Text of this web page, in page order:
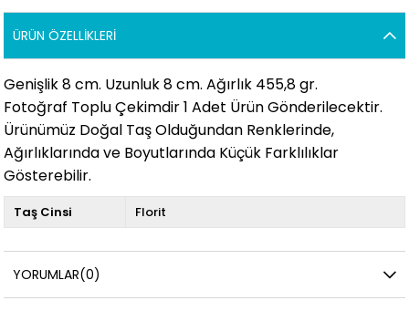
ÜRÜN ÖZELLIKLERI
Genişlik 8 cm. Uzunluk 8 cm. Ağırlık 455,8 gr.
Fotoğraf Toplu Çekimdir 1 Adet Ürün Gönderilecektir.
Ürünümüz Doğal Taş Olduğundan Renklerinde,
Ağırlıklarında ve Boyutlarında Küçük Farklılıklar
Gösterebilir.
Taş Cinsi Florit
YORUMLAR(0)